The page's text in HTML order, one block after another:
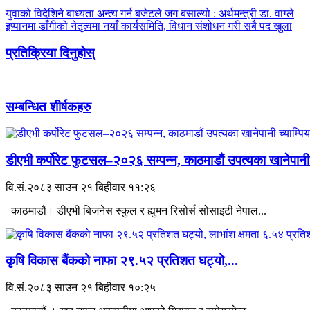
युवाको विदेशिने बाध्यता अन्त्य गर्न बजेटले जग बसाल्यो : अर्थमन्त्री डा. वाग्ले
इप्पानमा डाँगीको नेतृत्वमा नयाँ कार्यसमिति, विधान संशोधन गरी सबै पद खुला
प्रतिक्रिया दिनुहोस्
सम्बन्धित शीर्षकहरु
डीएभी कर्पोरेट फुटसल–२०२६ सम्पन्न, काठमाडौं उपत्यका
वि.सं.२०८३ साउन २१ बिहीवार ११:२६
काठमाडौं। डीएभी बिजनेस स्कुल र ह्युमन रिसोर्स सोसाइटी नेपाल...
कृषि विकास बैंकको नाफा २९.५२ प्रतिशत घट्यो,...
वि.सं.२०८३ साउन २१ बिहीवार १०:२५